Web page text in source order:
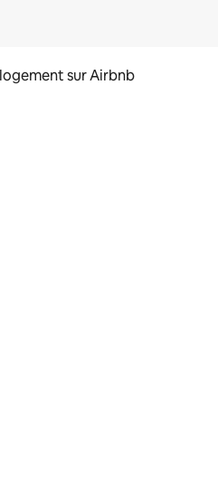
sur Airbnb